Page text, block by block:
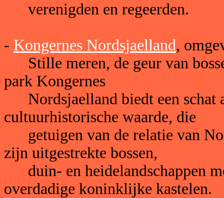
verenigden en regeerden.
- Kongernes Nordsjaelland,
Stille meren, de geur van
park Kongernes
Nordsjaelland biedt een schat
cultuurhistorische waarde, die
getuigen van de relatie van
zijn uitgestrekte bossen,
duin- en heidelandschappen
overdadige koninklijke kastelen.